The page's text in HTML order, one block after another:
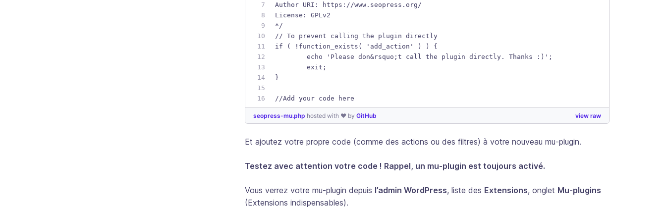
Author URI: https://www.seopress.org/
License: GPLv2
*/
// To prevent calling the plugin directly
if ( !function_exists( 'add_action' ) ) {
	echo 'Please don&rsquo;t call the plugin directly. Thanks :)';
	exit;
}
//Add your code here
view raw
seopress-mu.php hosted with ❤ by GitHub
Et ajoutez votre propre code (comme des actions ou des filtres) à votre nouveau mu-plugin.
Testez avec attention votre code ! Rappel, un mu-plugin est toujours activé.
Vous verrez votre mu-plugin depuis l’admin WordPress, liste des Extensions, onglet Mu-plugins
(Extensions indispensables).